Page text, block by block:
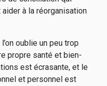
à la réorganisation
oublie un peu trop
propre santé et bien-
est écrasante, et le
et personnel est